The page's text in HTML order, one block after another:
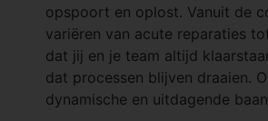
opspoort en oplost. Vanuit de
variëren van acute reparaties
dat jij en je team altijd
dat processen blijven draaien.
dynamische en uitdagende